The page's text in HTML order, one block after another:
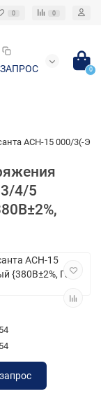
0 0
0
АСН-15 000/3(-
4/5